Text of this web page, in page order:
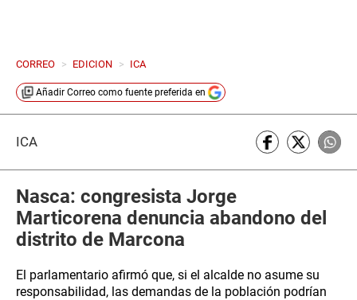
CORREO > EDICION > ICA
Añadir Correo como fuente preferida en
ICA
Nasca: congresista Jorge
Marticorena denuncia abandono del
distrito de Marcona
El parlamentario afirmó que, si el alcalde no asume su
responsabilidad, las demandas de la población podrían